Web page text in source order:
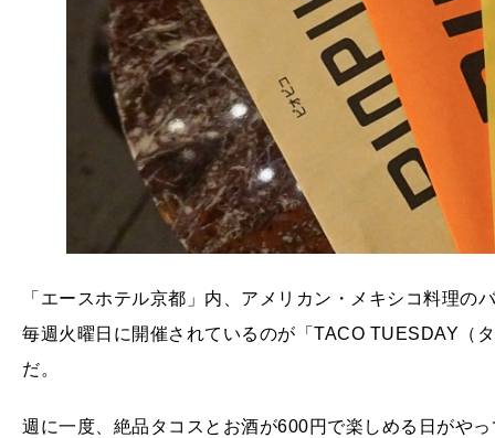
「エースホテル京都」内、アメリカン・メキシコ料理
毎週火曜日に開催されているのが「TACO TUESDAY（
だ。
週に一度、絶品タコスとお酒が600円で楽しめる日がや